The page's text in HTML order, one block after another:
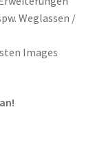
Weglassen /
Images